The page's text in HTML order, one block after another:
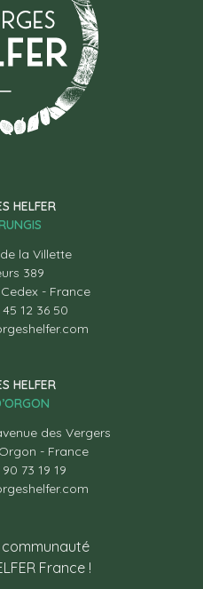
HELFER
la Villette
389
- France
45 12 36 50
HELFER
des Vergers
- France
73 19 19
communauté
France !